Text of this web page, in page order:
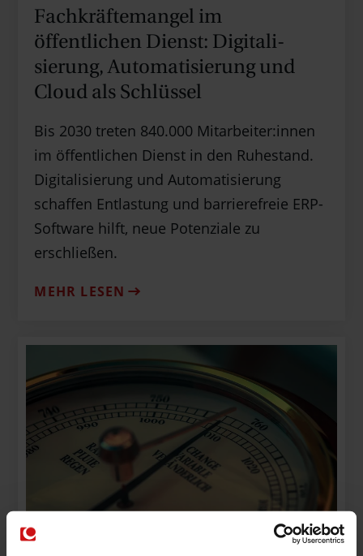
Fachkräfte­mangel im
öffentlichen Dienst: Digitali­
sierung, Automati­sierung und
Cloud als Schlüssel
Bis 2030 treten 840.000 Mitarbeiter:innen
im öffentlichen Dienst in den Ruhestand.
Digitalisierung und Automatisierung
schaffen Entlastung und barrierefreie ERP-
Software hilft, neue Potenziale zu
erschließen.
MEHR LESEN